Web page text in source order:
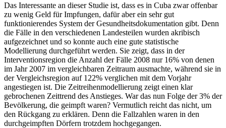
Das Interessante an dieser Studie ist, dass es in Cuba zwar offenbar
zu wenig Geld für Impfungen, dafür aber ein sehr gut
funktionierendes System der Gesundheitsdokumentation gibt. Denn
die Fälle in den verschiedenen Landesteilen wurden akribisch
aufgezeichnet und so konnte auch eine gute statistische
Modellierung durchgeführt werden. Sie zeigt, dass in der
Interventionsregion die Anzahl der Fälle 2008 nur 16% von denen
im Jahr 2007 im vergleichbaren Zeitraum ausmachte, während sie in
der Vergleichsregion auf 122% verglichen mit dem Vorjahr
angestiegen ist. Die Zeitreihenmodellierung zeigt einen klar
gebrochenen Zeittrend des Anstieges. War das nun Folge der 3% der
Bevölkerung, die geimpft waren? Vermutlich reicht das nicht, um
den Rückgang zu erklären. Denn die Fallzahlen waren in den
durchgeimpften Dörfern trotzdem hochgegangen.